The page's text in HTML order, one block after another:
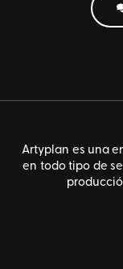
Artyplan es una
en todo tipo de